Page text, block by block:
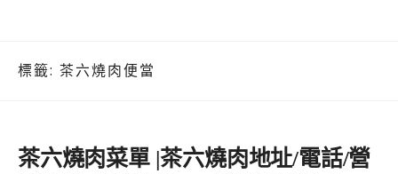
標籤: 茶六燒肉便當
茶六燒肉菜單 |茶六燒肉地址/電話/營